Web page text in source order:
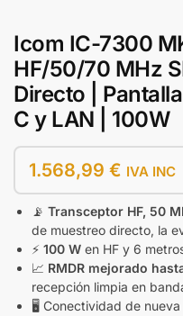
Icom IC-7300
HF/50/70 MHz
Directo |
C y LAN | 100W
1.568,99 € IVA INC
📡 Transceptor HF, 50
de muestreo directo, la
⚡ 100 W en HF y 6
📈 RMDR mejorado
recepción limpia en
🖥️ Conectividad de